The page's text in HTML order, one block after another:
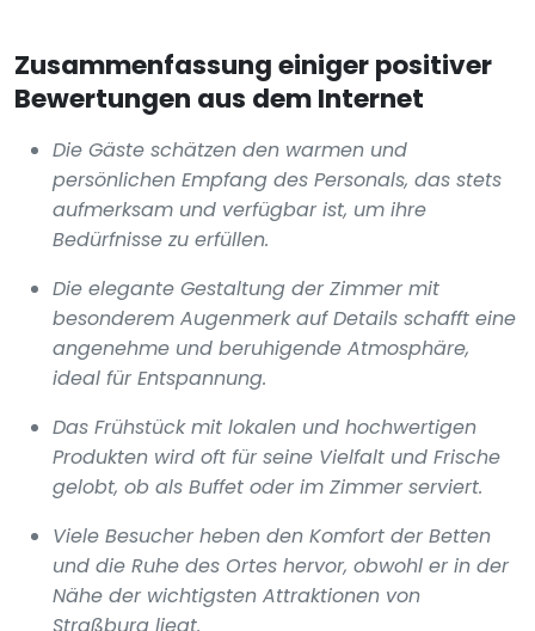
Zusammenfassung einiger positiver
Bewertungen aus dem Internet
Die Gäste schätzen den warmen und
persönlichen Empfang des Personals, das stets
aufmerksam und verfügbar ist, um ihre
Bedürfnisse zu erfüllen.
Die elegante Gestaltung der Zimmer mit
besonderem Augenmerk auf Details schafft eine
angenehme und beruhigende Atmosphäre,
ideal für Entspannung.
Das Frühstück mit lokalen und hochwertigen
Produkten wird oft für seine Vielfalt und Frische
gelobt, ob als Buffet oder im Zimmer serviert.
Viele Besucher heben den Komfort der Betten
und die Ruhe des Ortes hervor, obwohl er in der
Nähe der wichtigsten Attraktionen von
Straßburg liegt.